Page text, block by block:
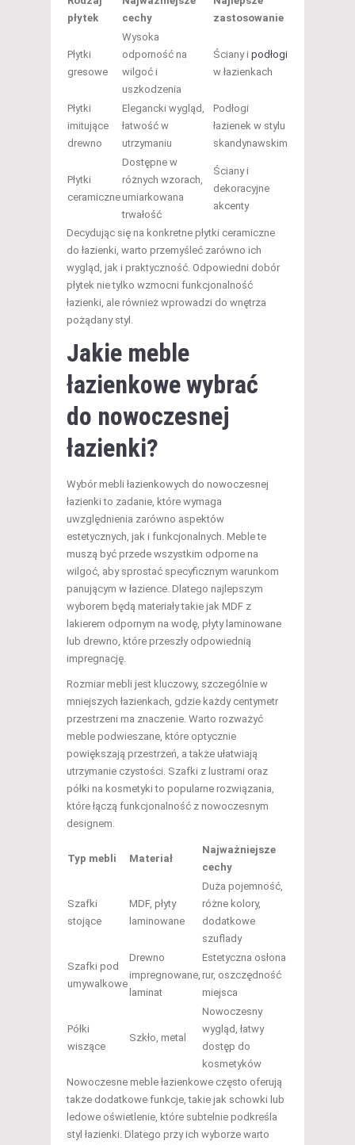
płytek
cechy
zastosowanie
Płytki
gresowe
Wysoka
odporność na
wilgoć i
uszkodzenia
Ściany i podłogi
w łazienkach
Płytki
imitujące
drewno
Elegancki wygląd,
łatwość w
utrzymaniu
Podłogi
łazienek w stylu
skandynawskim
Płytki
ceramiczne
Dostępne w
różnych wzorach,
umiarkowana
trwałość
Ściany i
dekoracyjne
akcenty
Decydując się na konkretne płytki ceramiczne
do łazienki, warto przemyśleć zarówno ich
wygląd, jak i praktyczność. Odpowiedni dobór
płytek nie tylko wzmocni funkcjonalność
łazienki, ale również wprowadzi do wnętrza
pożądany styl.
Jakie meble
łazienkowe wybrać
do nowoczesnej
łazienki?
Wybór mebli łazienkowych do nowoczesnej
łazienki to zadanie, które wymaga
uwzględnienia zarówno aspektów
estetycznych, jak i funkcjonalnych. Meble te
muszą być przede wszystkim odporne na
wilgoć, aby sprostać specyficznym warunkom
panującym w łazience. Dlatego najlepszym
wyborem będą materiały takie jak MDF z
lakierem odpornym na wodę, płyty laminowane
lub drewno, które przeszły odpowiednią
impregnację.
Rozmiar mebli jest kluczowy, szczególnie w
mniejszych łazienkach, gdzie każdy centymetr
przestrzeni ma znaczenie. Warto rozważyć
meble podwieszane, które optycznie
powiększają przestrzeń, a także ułatwiają
utrzymanie czystości. Szafki z lustrami oraz
półki na kosmetyki to popularne rozwiązania,
które łączą funkcjonalność z nowoczesnym
designem.
Typ mebli Materiał
Najważniejsze
cechy
Szafki
stojące
MDF, płyty
laminowane
Duża pojemność,
różne kolory,
dodatkowe
szuflady
Szafki pod
umywalkowe
Drewno
impregnowane,
laminat
Estetyczna osłona
rur, oszczędność
miejsca
Półki
wiszące
Szkło, metal
Nowoczesny
wygląd, łatwy
dostęp do
kosmetyków
Nowoczesne meble łazienkowe często oferują
także dodatkowe funkcje, takie jak schowki lub
ledowe oświetlenie, które subtelnie podkreśla
styl łazienki. Dlatego przy ich wyborze warto